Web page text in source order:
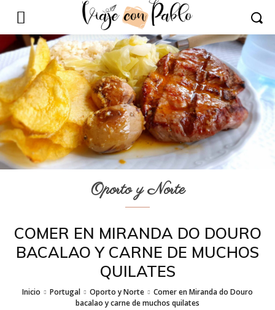
Oporto y Norte
COMER EN MIRANDA DO DOURO
BACALAO Y CARNE DE MUCHOS
QUILATES
Inicio Portugal Oporto y Norte
Comer en Miranda do Douro
bacalao y carne de muchos quilates